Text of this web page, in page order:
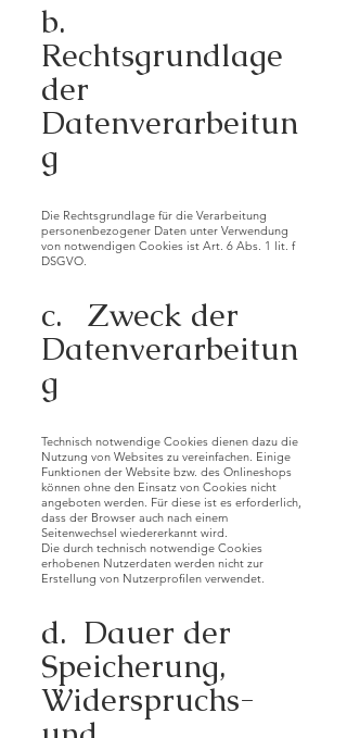
b.
Rechtsgrundlage
der
Datenverarbeitun
g
Die Rechtsgrundlage für die Verarbeitung
personenbezogener Daten unter Verwendung
von notwendigen Cookies ist Art. 6 Abs. 1 lit. f
DSGVO.
c. Zweck der
Datenverarbeitun
g
Technisch notwendige Cookies dienen dazu die
Nutzung von Websites zu vereinfachen. Einige
Funktionen der Website bzw. des Onlineshops
können ohne den Einsatz von Cookies nicht
angeboten werden. Für diese ist es erforderlich,
dass der Browser auch nach einem
Seitenwechsel wiedererkannt wird.
Die durch technisch notwendige Cookies
erhobenen Nutzerdaten werden nicht zur
Erstellung von Nutzerprofilen verwendet.
d. Dauer der
Speicherung,
Widerspruchs-